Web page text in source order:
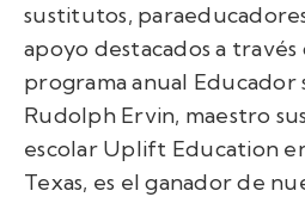
sustitutos,
apoyo destacados a
programa anual
Rudolph Ervin, maestro
escolar Uplift Education
Texas, es el ganador de